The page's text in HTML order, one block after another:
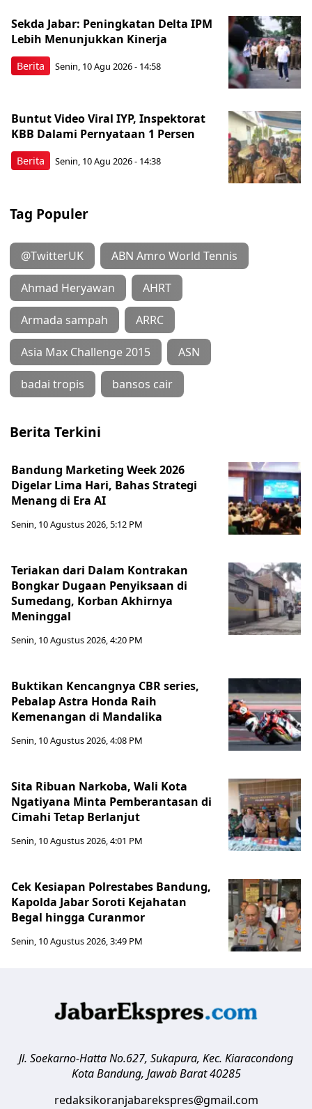
Berita
Sekda Jabar: Peningkatan Delta IPM
Lebih Menunjukkan Kinerja
Senin, 10 Agu 2026 - 14:58
Berita
Buntut Video Viral IYP, Inspektorat
KBB Dalami Pernyataan 1 Persen
Senin, 10 Agu 2026 - 14:38
Tag Populer
@TwitterUK ABN Amro World Tennis
Ahmad Heryawan AHRT
Armada sampah ARRC
Asia Max Challenge 2015 ASN
badai tropis bansos cair
Berita Terkini
Bandung Marketing Week 2026
Digelar Lima Hari, Bahas Strategi
Menang di Era AI
Senin, 10 Agustus 2026, 5:12 PM
Teriakan dari Dalam Kontrakan
Bongkar Dugaan Penyiksaan di
Sumedang, Korban Akhirnya
Meninggal
Senin, 10 Agustus 2026, 4:20 PM
Buktikan Kencangnya CBR series,
Pebalap Astra Honda Raih
Kemenangan di Mandalika
Senin, 10 Agustus 2026, 4:08 PM
Sita Ribuan Narkoba, Wali Kota
Ngatiyana Minta Pemberantasan di
Cimahi Tetap Berlanjut
Senin, 10 Agustus 2026, 4:01 PM
Cek Kesiapan Polrestabes Bandung,
Kapolda Jabar Soroti Kejahatan
Begal hingga Curanmor
Senin, 10 Agustus 2026, 3:49 PM
Jl. Soekarno-Hatta No.627, Sukapura, Kec. Kiaracondong
Kota Bandung, Jawab Barat 40285
redaksikoranjabarekspres@gmail.com